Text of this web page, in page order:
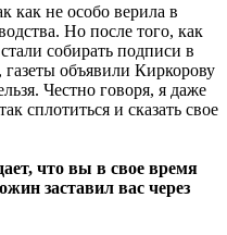
как не особо верила в
Но после того, как
собирать подписи в
объявили Киркорову
Честно говоря, я даже
сплотиться и сказать свое
что вы в свое время
заставил вас через